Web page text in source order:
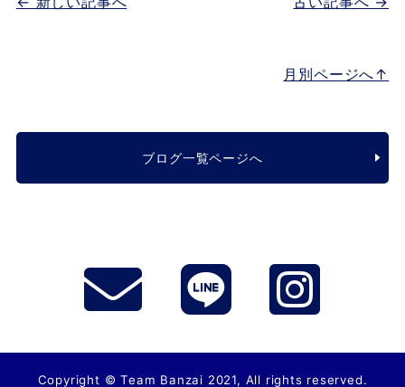
月別ページへ↑
ブログ一覧ページへ
Copyright © Team Banzai 2021, All rights reserved.